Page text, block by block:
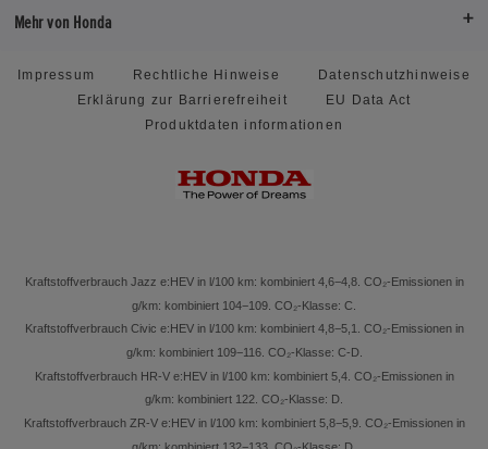
Mehr von Honda
Impressum Rechtliche Hinweise
Datenschutzhinweise
Erklärung zur Barrierefreiheit
EU Data Act
Produktdaten informationen
Kraftstoffverbrauch Jazz e:HEV in l/100 km: kombiniert 4,6−4,8. CO₂-Emissionen in
g/km: kombiniert 104−109. CO₂-Klasse: C.
Kraftstoffverbrauch Civic e:HEV in l/100 km: kombiniert 4,8−5,1. CO₂-Emissionen in
g/km: kombiniert 109−116. CO₂-Klasse: C-D.
Kraftstoffverbrauch HR-V e:HEV in l/100 km: kombiniert 5,4. CO₂-Emissionen in
g/km: kombiniert 122. CO₂-Klasse: D.
Kraftstoffverbrauch ZR-V e:HEV in l/100 km: kombiniert 5,8−5,9. CO₂-Emissionen in
g/km: kombiniert 132−133. CO₂-Klasse: D.